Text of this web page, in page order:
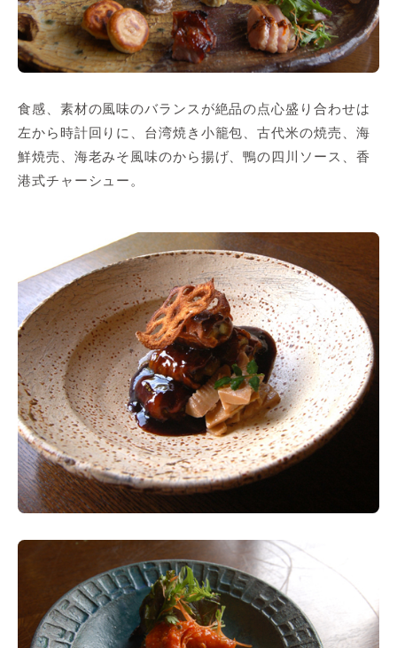
食感、素材の風味のバランスが絶品の点心盛り合わせは
左から時計回りに、台湾焼き小籠包、古代米の焼売、海
鮮焼売、海老みそ風味のから揚げ、鴨の四川ソース、香
港式チャーシュー。